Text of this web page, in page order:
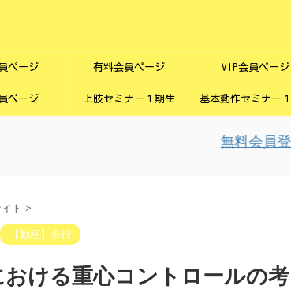
ページ 有料会員ページ VIP会員ページ
ページ 上肢セミナー１期生 基本動作セミナー
無料会員登録
ト >
【動画】歩行
おける重心コントロールの